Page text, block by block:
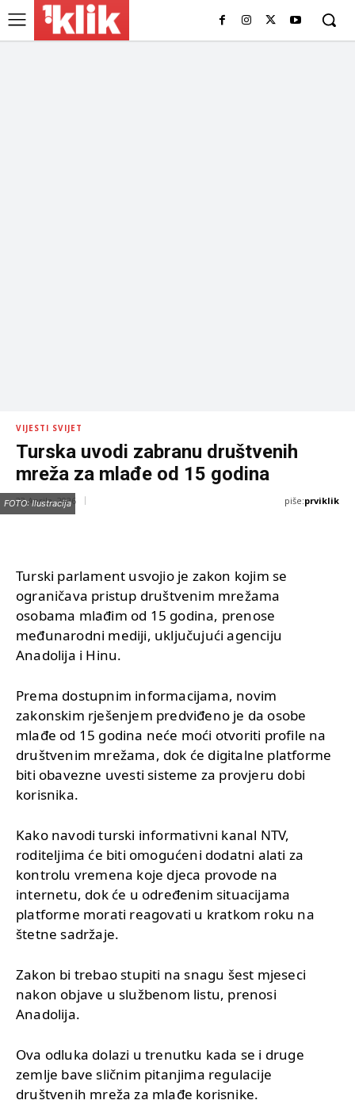
VIJESTI SVIJET
Turska uvodi zabranu društvenih
mreža za mlađe od 15 godina
23 Aprila, 2026 piše:prviklik
FOTO: Ilustracija
Turski parlament usvojio je zakon kojim se
ograničava pristup društvenim mrežama
osobama mlađim od 15 godina, prenose
međunarodni mediji, uključujući agenciju
Anadolija i Hinu.
Prema dostupnim informacijama, novim
zakonskim rješenjem predviđeno je da osobe
mlađe od 15 godina neće moći otvoriti profile na
društvenim mrežama, dok će digitalne platforme
biti obavezne uvesti sisteme za provjeru dobi
korisnika.
Kako navodi turski informativni kanal NTV,
roditeljima će biti omogućeni dodatni alati za
kontrolu vremena koje djeca provode na
internetu, dok će u određenim situacijama
platforme morati reagovati u kratkom roku na
štetne sadržaje.
Zakon bi trebao stupiti na snagu šest mjeseci
nakon objave u službenom listu, prenosi
Anadolija.
Ova odluka dolazi u trenutku kada se i druge
zemlje bave sličnim pitanjima regulacije
društvenih mreža za mlađe korisnike.